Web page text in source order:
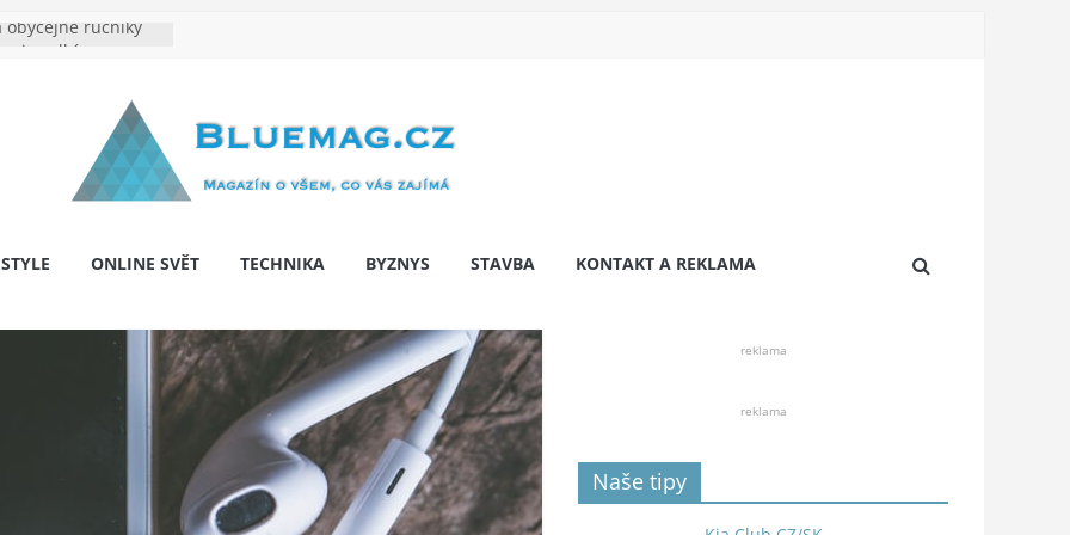
obyčejné ručníky
Na co myslet, aby
pár let nepřekvapila
bariér: když auto
ONLINE SVĚT TECHNIKA BYZNYS STAVBA KONTAKT A REKLAMA
reklama
reklama
Naše tipy